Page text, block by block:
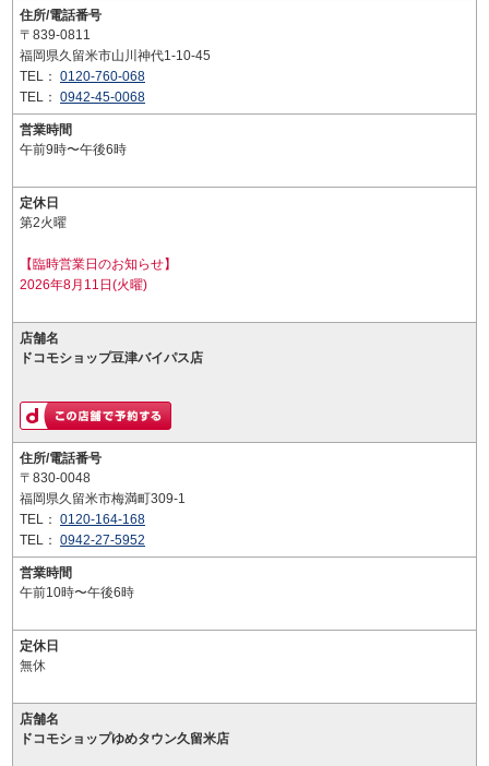
住所/電話番号
〒839-0811
福岡県久留米市山川神代1-10-45
TEL： 0120-760-068
TEL： 0942-45-0068
営業時間
午前9時〜午後6時
定休日
第2火曜
【臨時営業日のお知らせ】
2026年8月11日(火曜)
店舗名
ドコモショップ豆津バイパス店
住所/電話番号
〒830-0048
福岡県久留米市梅満町309-1
TEL： 0120-164-168
TEL： 0942-27-5952
営業時間
午前10時〜午後6時
定休日
無休
店舗名
ドコモショップゆめタウン久留米店